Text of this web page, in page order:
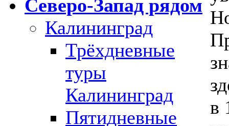
Северо-Запад рядом
Калининград
Трёхдневные
туры
Калининград
Пятидневные
в